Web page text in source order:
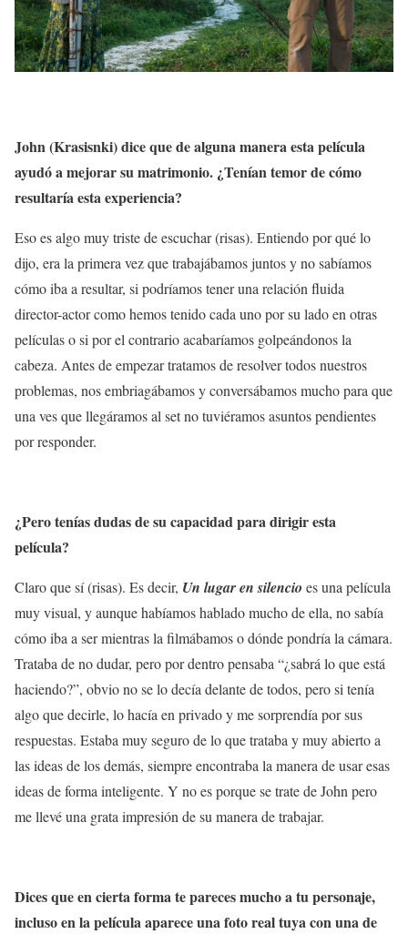
John (Krasisnki) dice que de alguna manera esta película
ayudó a mejorar su matrimonio. ¿Tenían temor de cómo
resultaría esta experiencia?
Eso es algo muy triste de escuchar (risas). Entiendo por qué lo
dijo, era la primera vez que trabajábamos juntos y no sabíamos
cómo iba a resultar, si podríamos tener una relación fluida
director-actor como hemos tenido cada uno por su lado en otras
películas o si por el contrario acabaríamos golpeándonos la
cabeza. Antes de empezar tratamos de resolver todos nuestros
problemas, nos embriagábamos y conversábamos mucho para que
una ves que llegáramos al set no tuviéramos asuntos pendientes
por responder.
¿Pero tenías dudas de su capacidad para dirigir esta
película?
Claro que sí (risas). Es decir, Un lugar en silencio es una película
muy visual, y aunque habíamos hablado mucho de ella, no sabía
cómo iba a ser mientras la filmábamos o dónde pondría la cámara.
Trataba de no dudar, pero por dentro pensaba “¿sabrá lo que está
haciendo?”, obvio no se lo decía delante de todos, pero si tenía
algo que decirle, lo hacía en privado y me sorprendía por sus
respuestas. Estaba muy seguro de lo que trataba y muy abierto a
las ideas de los demás, siempre encontraba la manera de usar esas
ideas de forma inteligente. Y no es porque se trate de John pero
me llevé una grata impresión de su manera de trabajar.
Dices que en cierta forma te pareces mucho a tu personaje,
incluso en la película aparece una foto real tuya con una de